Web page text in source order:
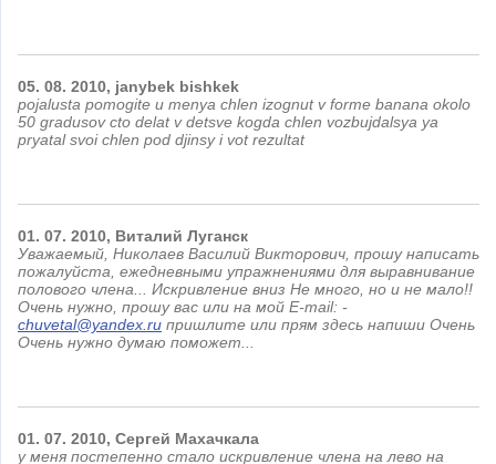
05. 08. 2010, janybek bishkek
pojalusta pomogite u menya chlen izognut v forme banana okolo
50 gradusov cto delat v detsve kogda chlen vozbujdalsya ya
pryatal svoi chlen pod djinsy i vot rezultat
01. 07. 2010, Виталий Луганск
Уважаемый, Николаев Василий Викторович, прошу написать
пожалуйста, ежедневными упражнениями для выравнивание
полового члена... Искривление вниз Не много, но и не мало!!
Очень нужно, прошу вас или на мой E-mail: -
chuvetal@yandex.ru пришлите или прям здесь напиши Очень
Очень нужно думаю поможет...
01. 07. 2010, Сергей Махачкала
у меня постепенно стало искривление члена на лево на